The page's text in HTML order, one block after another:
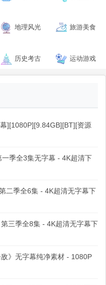
地理风光 旅游美食
历史考古 运动游戏
][1080P][9.84GB][BT][资源
季全3集无字幕 - 4K超清下
二季全6集 - 4K超清无字幕下
三季全8集 - 4K超清无字幕下
》无字幕纯净素材 - 1080P